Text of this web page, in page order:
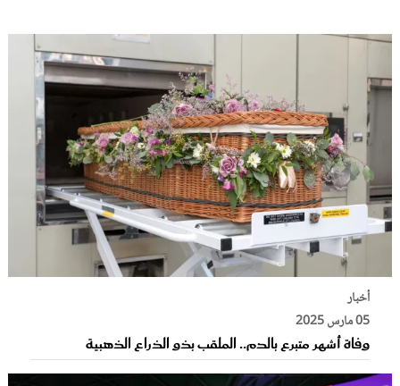
أخبار
05 مارس 2025
وفاة أشهر متبرع بالدم.. الملقب بذو الذراع الذهبية